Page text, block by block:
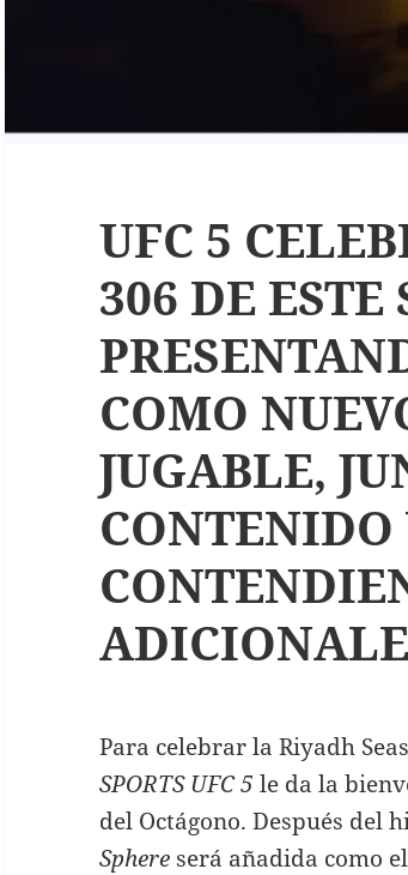
UFC 5
306 DE ESTE
COMO
JUGABLE,
CONTENIDO
Para celebrar la Riyadh
SPORTS UFC 5le da la
del Octágono. Después del
Sphere será añadida como